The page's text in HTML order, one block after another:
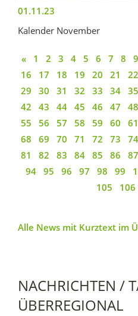
01.11.23
Kalender November
« 1 2 3 4 5 6 7 8 9
16
17 18 19 20 21 22
29
30 31 32 33 34 35
42
43 44 45 46 47 48
55
56 57 58 59 60 61
68
69 70 71 72 73 74
81
82 83 84 85 86 87
94
95 96 97 98 99
105
106
Alle News mit Kurztext im
NACHRICHTEN /
ÜBERREGIONAL